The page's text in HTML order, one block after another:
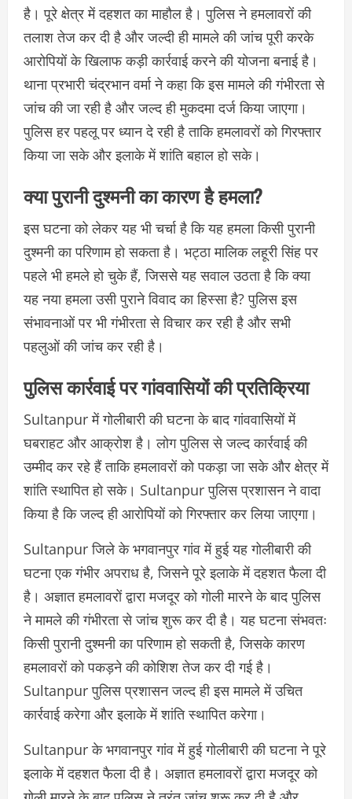
है। पूरे क्षेत्र में दहशत का माहौल है। पुलिस ने हमलावरों की
तलाश तेज कर दी है और जल्दी ही मामले की जांच पूरी करके
आरोपियों के खिलाफ कड़ी कार्रवाई करने की योजना बनाई है।
थाना प्रभारी चंद्रभान वर्मा ने कहा कि इस मामले की गंभीरता से
जांच की जा रही है और जल्द ही मुकदमा दर्ज किया जाएगा।
पुलिस हर पहलू पर ध्यान दे रही है ताकि हमलावरों को गिरफ्तार
किया जा सके और इलाके में शांति बहाल हो सके।
क्या पुरानी दुश्मनी का कारण है हमला?
इस घटना को लेकर यह भी चर्चा है कि यह हमला किसी पुरानी
दुश्मनी का परिणाम हो सकता है। भट्ठा मालिक लहूरी सिंह पर
पहले भी हमले हो चुके हैं, जिससे यह सवाल उठता है कि क्या
यह नया हमला उसी पुराने विवाद का हिस्सा है? पुलिस इस
संभावनाओं पर भी गंभीरता से विचार कर रही है और सभी
पहलुओं की जांच कर रही है।
पुलिस कार्रवाई पर गांववासियों की प्रतिक्रिया
Sultanpur में गोलीबारी की घटना के बाद गांववासियों में
घबराहट और आक्रोश है। लोग पुलिस से जल्द कार्रवाई की
उम्मीद कर रहे हैं ताकि हमलावरों को पकड़ा जा सके और क्षेत्र में
शांति स्थापित हो सके। Sultanpur पुलिस प्रशासन ने वादा
किया है कि जल्द ही आरोपियों को गिरफ्तार कर लिया जाएगा।
Sultanpur जिले के भगवानपुर गांव में हुई यह गोलीबारी की
घटना एक गंभीर अपराध है, जिसने पूरे इलाके में दहशत फैला दी
है। अज्ञात हमलावरों द्वारा मजदूर को गोली मारने के बाद पुलिस
ने मामले की गंभीरता से जांच शुरू कर दी है। यह घटना संभवतः
किसी पुरानी दुश्मनी का परिणाम हो सकती है, जिसके कारण
हमलावरों को पकड़ने की कोशिश तेज कर दी गई है।
Sultanpur पुलिस प्रशासन जल्द ही इस मामले में उचित
कार्रवाई करेगा और इलाके में शांति स्थापित करेगा।
Sultanpur के भगवानपुर गांव में हुई गोलीबारी की घटना ने पूरे
इलाके में दहशत फैला दी है। अज्ञात हमलावरों द्वारा मजदूर को